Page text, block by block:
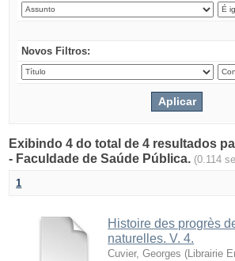
Novos Filtros:
Exibindo 4 do total de 4 resultados
- Faculdade de Saúde Pública. (0.114
1
Histoire des progrès
naturelles. V. 4.
Cuvier, Georges ( Librairie